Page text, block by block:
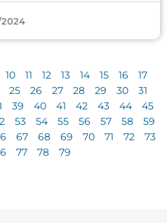
10 11 12 13 14 15 16
17
25 26 27 28 29 30
31
39 40 41 42 43 44
45
53 54 55 56 57 58
59
67 68 69 70 71 72
73
77 78 79